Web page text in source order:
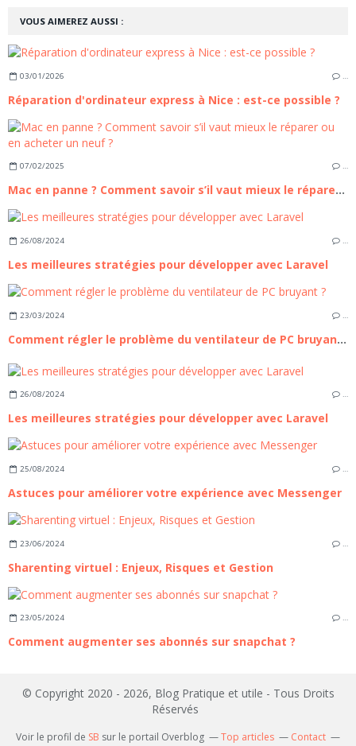
VOUS AIMEREZ AUSSI :
03/01/2026 …
Réparation d'ordinateur express à Nice : est-ce possible ?
07/02/2025 …
Mac en panne ? Comment savoir s’il vaut mieux le réparer ou en acheter un neuf ?
26/08/2024 …
Les meilleures stratégies pour développer avec Laravel
23/03/2024 …
Comment régler le problème du ventilateur de PC bruyant ?
26/08/2024 …
Les meilleures stratégies pour développer avec Laravel
25/08/2024 …
Astuces pour améliorer votre expérience avec Messenger
23/06/2024
Sharenting virtuel : Enjeux, Risques et Gestion
23/05/2024 …
Comment augmenter ses abonnés sur snapchat ?
© Copyright 2020 - 2026, Blog Pratique et utile - Tous Droits
Réservés
Voir le profil de SB sur le portail Overblog Top articles Contact